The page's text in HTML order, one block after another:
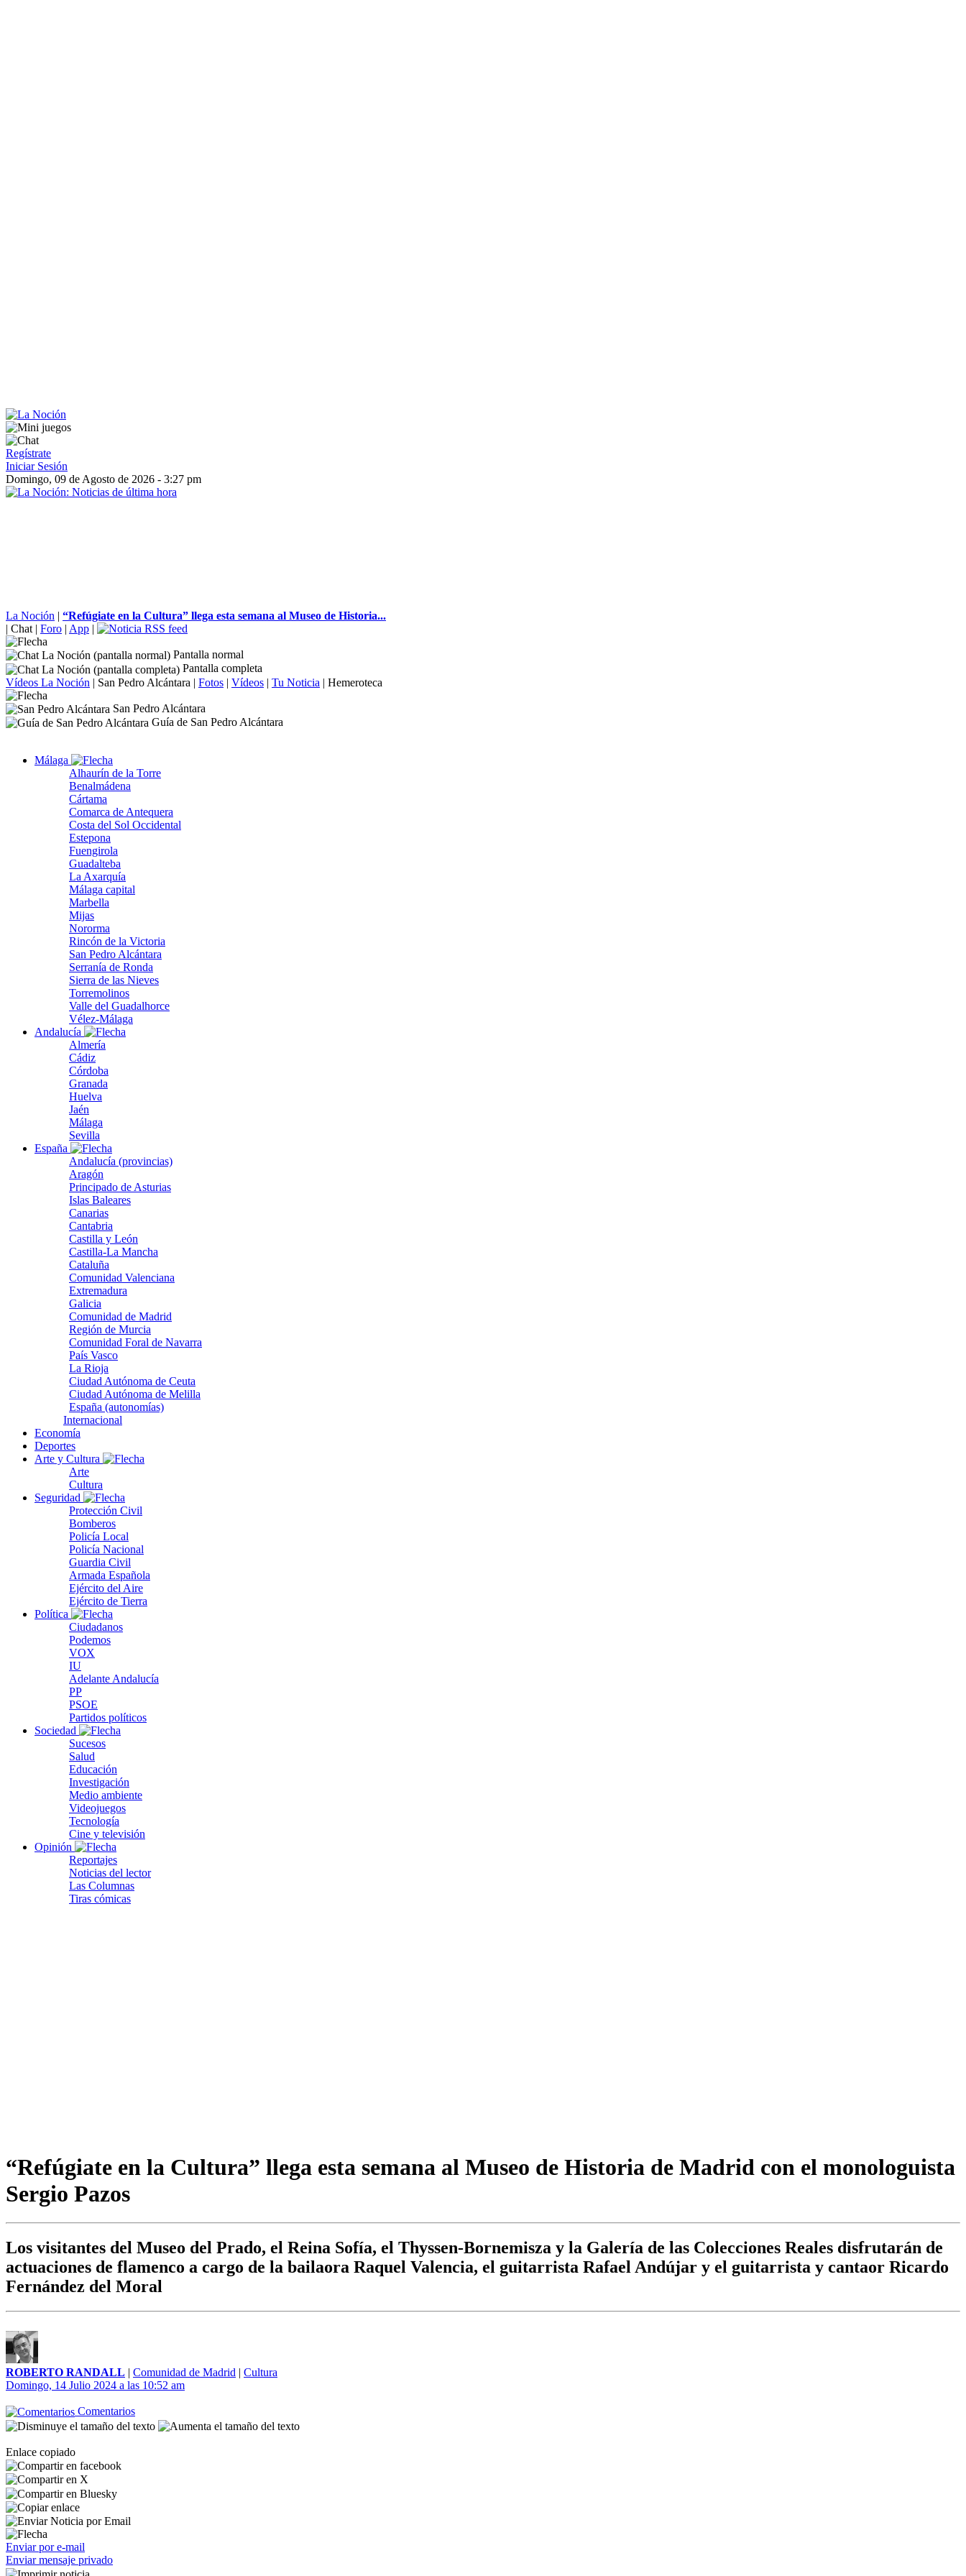
Regístrate
Iniciar Sesión
Domingo, 09 de Agosto de 2026 - 3:27 pm
La Noción | “Refúgiate en la Cultura” llega esta semana al Museo de Historia...
| Chat | Foro | App |
Pantalla normal
Pantalla completa
Vídeos La Noción | San Pedro Alcántara | Fotos | Vídeos | Tu Noticia | Hemeroteca
San Pedro Alcántara
Guía de San Pedro Alcántara
Málaga
Alhaurín de la Torre
Benalmádena
Cártama
Comarca de Antequera
Costa del Sol Occidental
Estepona
Fuengirola
Guadalteba
La Axarquía
Málaga capital
Marbella
Mijas
Nororma
Rincón de la Victoria
San Pedro Alcántara
Serranía de Ronda
Sierra de las Nieves
Torremolinos
Valle del Guadalhorce
Vélez-Málaga
Andalucía
Almería
Cádiz
Córdoba
Granada
Huelva
Jaén
Málaga
Sevilla
España
Andalucía (provincias)
Aragón
Principado de Asturias
Islas Baleares
Canarias
Cantabria
Castilla y León
Castilla-La Mancha
Cataluña
Comunidad Valenciana
Extremadura
Galicia
Comunidad de Madrid
Región de Murcia
Comunidad Foral de Navarra
País Vasco
La Rioja
Ciudad Autónoma de Ceuta
Ciudad Autónoma de Melilla
España (autonomías)
Internacional
Economía
Deportes
Arte y Cultura
Arte
Cultura
Seguridad
Protección Civil
Bomberos
Policía Local
Policía Nacional
Guardia Civil
Armada Española
Ejército del Aire
Ejército de Tierra
Política
Ciudadanos
Podemos
VOX
IU
Adelante Andalucía
PP
PSOE
Partidos políticos
Sociedad
Sucesos
Salud
Educación
Investigación
Medio ambiente
Videojuegos
Tecnología
Cine y televisión
Opinión
Reportajes
Noticias del lector
Las Columnas
Tiras cómicas
“Refúgiate en la Cultura” llega esta semana al Museo de Historia de Madrid con el monologuista
Sergio Pazos
Los visitantes del Museo del Prado, el Reina Sofía, el Thyssen-Bornemisza y la Galería de las Colecciones Reales disfrutarán de
actuaciones de flamenco a cargo de la bailaora Raquel Valencia, el guitarrista Rafael Andújar y el guitarrista y cantaor Ricardo
Fernández del Moral
ROBERTO RANDALL | Comunidad de Madrid | Cultura
Domingo, 14 Julio 2024 a las 10:52 am
Comentarios
Enlace copiado
Enviar por e-mail
Enviar mensaje privado